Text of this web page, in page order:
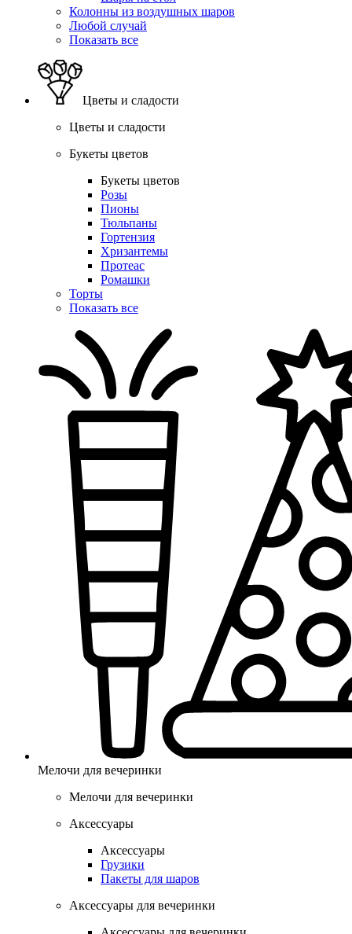
Колонны из воздушных шаров
Любой случай
Показать все
Цветы и сладости
Цветы и сладости
Букеты цветов
Букеты цветов
Розы
Пионы
Тюльпаны
Гортензия
Хризантемы
Протеас
Ромашки
Торты
Показать все
Мелочи для вечеринки
Мелочи для вечеринки
Аксессуары
Аксессуары
Грузики
Пакеты для шаров
Аксессуары для вечеринки